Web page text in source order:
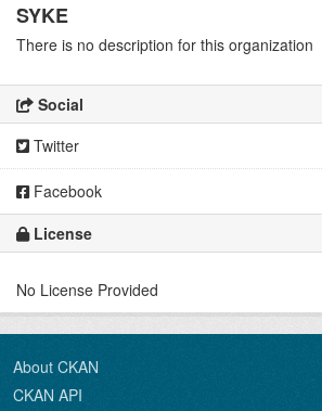
SYKE
There is no description for this organization
Social
Twitter
Facebook
License
No License Provided
About CKAN
CKAN API